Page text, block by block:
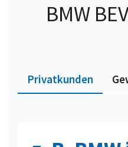
BMW
Privatkunden